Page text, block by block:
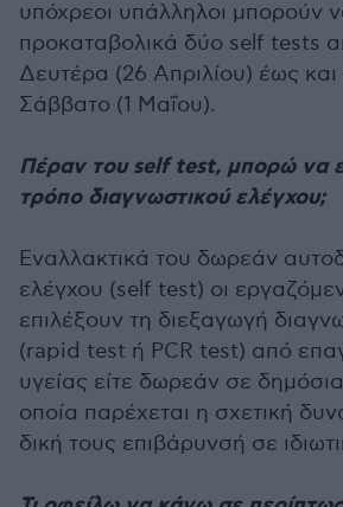
υπόχρεοι υπάλληλοι μπορούν
προκαταβολικά δύο self tests
Δευτέρα (26 Απριλίου) έως
Σάββατο (1 Μαΐου).
Πέραν του self test, μπορώ να
τρόπο διαγνωστικού ελέγχου;
Εναλλακτικά του δωρεάν
ελέγχου (self test) οι
επιλέξουν τη διεξαγωγή
(rapid test ή PCR test) από
υγείας είτε δωρεάν σε
οποία παρέχεται η σχετική
δική τους επιβάρυνσή σε